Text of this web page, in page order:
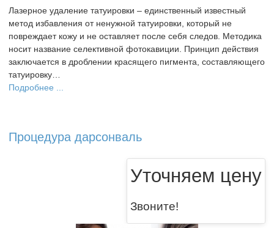
Лазерное удаление татуировки – единственный известный
метод избавления от ненужной татуировки, который не
повреждает кожу и не оставляет после себя следов. Методика
носит название селективной фотокавиции. Принцип действия
заключается в дроблении красящего пигмента, составляющего
татуировку…
Подробнее ...
Процедура дарсонваль
Уточняем цену
Звоните!